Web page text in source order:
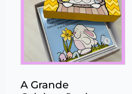
A Grande